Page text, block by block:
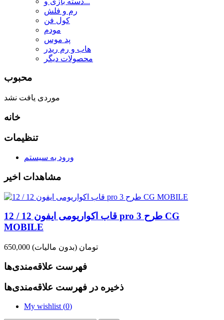
رم و فلش
کول فن
مودم
پد موس
هاب و رم ریدر
محصولات دیگر
محبوب
موردی یافت نشد
خانه
تنظیمات
ورود به سیستم
مشاهدات اخیر
قاب اکواریومی ایفون 12 / 12 pro طرح 3 CG
MOBILE
650,000 تومان (بدون مالیات)
فهرست علاقه‌مندی‌ها
ذخیره در فهرست علاقه‌مندی‌ها
My wishlist (0)